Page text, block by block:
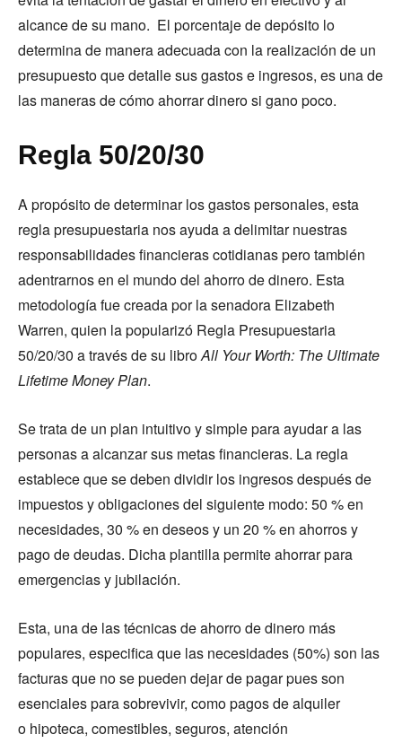
alcance de su mano. El porcentaje de depósito lo
determina de manera adecuada con la realización de un
presupuesto que detalle sus gastos e ingresos, es una de
las maneras de cómo ahorrar dinero si gano poco.
Regla 50/20/30
A propósito de determinar los gastos personales, esta
regla presupuestaria nos ayuda a delimitar nuestras
responsabilidades financieras cotidianas pero también
adentrarnos en el mundo del ahorro de dinero. Esta
metodología fue creada por la senadora Elizabeth
Warren, quien la popularizó Regla Presupuestaria
50/20/30 a través de su libroAll Your Worth: The Ultimate
Lifetime Money Plan.
Se trata de un plan intuitivo y simple para ayudar a las
personas a alcanzar sus metas financieras. La regla
establece que se deben dividir los ingresos después de
impuestos y obligaciones del siguiente modo: 50 % en
necesidades, 30 % en deseos y un 20 % en ahorros y
pago de deudas. Dicha plantilla permite ahorrar para
emergencias y jubilación.
Esta, una de las técnicas de ahorro de dinero más
populares, especifica que las necesidades (50%) son las
facturas que no se pueden dejar de pagar pues son
esenciales para sobrevivir, como pagos de alquiler
o hipoteca, comestibles, seguros, atención